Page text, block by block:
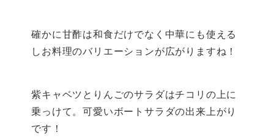
確かに甘酢は和食だけでなく中華にも使える
しお料理のバリエーションが広がりますね！
紫キャベツとりんごのサラダはチコリの上に
乗っけて。可愛いボートサラダの出来上がり
です！